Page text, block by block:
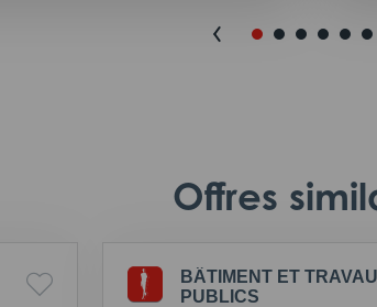
Offres
BÂTIMENT ET
PUBLICS